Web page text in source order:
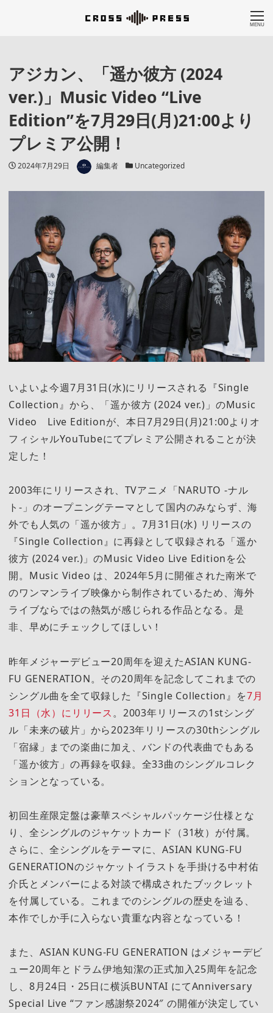
MENU
アジカン、「遥か彼方 (2024
ver.)」Music Video “Live
Edition”を7月29日(月)21:00より
プレミア公開！
投稿日
2024年7月29日 著者 編集者 カテゴリー
Uncategorized
いよいよ今週7月31日(水)にリリースされる『Single
Collection』から、「遥か彼方 (2024 ver.)」のMusic
Video Live Editionが、本日7月29日(月)21:00よりオ
フィシャルYouTubeにてプレミア公開されることが決
定した！
2003年にリリースされ、TVアニメ「NARUTO -ナル
ト-」のオープニングテーマとして国内のみならず、海
外でも人気の「遥か彼方」。7月31日(水) リリースの
『Single Collection』に再録として収録される「遥か
彼方 (2024 ver.)」のMusic Video Live Editionを公
開。Music Video は、2024年5月に開催された南米で
のワンマンライブ映像から制作されているため、海外
ライブならではの熱気が感じられる作品となる。是
非、早めにチェックしてほしい！
昨年メジャーデビュー20周年を迎えたASIAN KUNG-
FU GENERATION。その20周年を記念してこれまでの
シングル曲を全て収録した『Single Collection』を7月
31日（水）にリリース。2003年リリースの1stシング
ル「未来の破片」から2023年リリースの30thシングル
「宿縁」までの楽曲に加え、バンドの代表曲でもある
「遥か彼方」の再録を収録。全33曲のシングルコレク
ションとなっている。
初回生産限定盤は豪華スペシャルパッケージ仕様とな
り、全シングルのジャケットカード（31枚）が付属。
さらに、全シングルをテーマに、ASIAN KUNG-FU
GENERATIONのジャケットイラストを手掛ける中村佑
介氏とメンバーによる対談で構成されたブックレット
を付属している。これまでのシングルの歴史を辿る、
本作でしか手に入らない貴重な内容となっている！
また、ASIAN KUNG-FU GENERATION はメジャーデビ
ュー20周年とドラム伊地知潔の正式加入25周年を記念
し、8月24日・25日に横浜BUNTAI にてAnniversary
Special Live “ファン感謝祭2024″ の開催が決定してい